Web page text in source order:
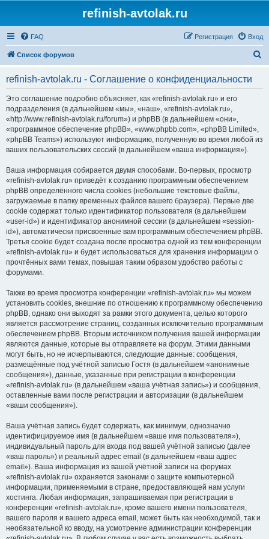
refinish-avtolak.ru
FAQ Вход
Регистрация
Список форумов
refinish-avtolak.ru - Соглашение о конфиденциальности
Это соглашение подробно объясняет, как «refinish-avtolak.ru» и его
подразделения (в дальнейшем «мы», «наш», «refinish-avtolak.ru»,
«http://www.refinish-avtolak.ru/forum») и phpBB (в дальнейшем «они»,
«программное обеспечение phpBB», «www.phpbb.com», «phpBB Limited»,
«phpBB Teams») используют информацию, полученную во время любой из
ваших пользовательских сессий (в дальнейшем «ваша информация»).
Ваша информация собирается двумя способами. Во-первых, просмотр
«refinish-avtolak.ru» приведёт к созданию программным обеспечением
phpBB определённого числа cookies (небольшие текстовые файлы,
загружаемые в папку временных файлов вашего браузера). Первые две
cookie содержат только идентификатор пользователя (в дальнейшем
«user-id») и идентификатор анонимной сессии (в дальнейшем «session-
id»), автоматически присвоенные вам программным обеспечением phpBB.
Третья cookie будет создана после просмотра одной из тем конференции
«refinish-avtolak.ru» и будет использоваться для хранения информации о
прочтённых вами темах, повышая таким образом удобство работы с
форумами.
Также во время просмотра конференции «refinish-avtolak.ru» мы можем
установить cookies, внешние по отношению к программному обеспечению
phpBB, однако они выходят за рамки этого документа, целью которого
является рассмотрение страниц, созданных исключительно программным
обеспечением phpBB. Вторым источником получения вашей информации
являются данные, которые вы отправляете на форум. Этими данными
могут быть, но не исчерпываются, следующие данные: сообщения,
размещённые под учётной записью Гостя (в дальнейшем «анонимные
сообщения»), данные, указанные при регистрации в конференции
«refinish-avtolak.ru» (в дальнейшем «ваша учётная запись») и сообщения,
оставленные вами после регистрации и авторизации (в дальнейшем
«ваши сообщения»).
Ваша учётная запись будет содержать, как минимум, однозначно
идентифицируемое имя (в дальнейшем «ваше имя пользователя»),
индивидуальный пароль для входа под вашей учётной записью (далее
«ваш пароль») и реальный адрес email (в дальнейшем «ваш адрес
email»). Ваша информация из вашей учётной записи на форумах
«refinish-avtolak.ru» охраняется законами о защите компьютерной
информации, применяемыми в стране, предоставляющей нам услуги
хостинга. Любая информация, запрашиваемая при регистрации в
конференции «refinish-avtolak.ru», кроме вашего имени пользователя,
вашего пароля и вашего адреса email, может быть как необходимой, так и
необязательной ко вводу, на усмотрение администрации конференции